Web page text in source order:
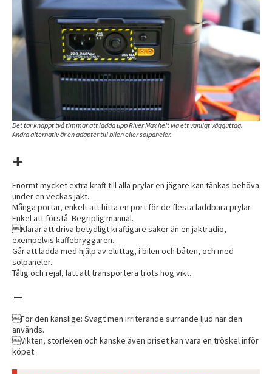
Det tar knappt två timmar att ladda upp River Max helt via ett vanligt vägguttag.
Andra alternativ är en adapter till bilen eller solpaneler.
+
Enormt mycket extra kraft till alla prylar en jägare kan tänkas behöva
under en veckas jakt.
Många portar, enkelt att hitta en port för de flesta laddbara prylar.
Enkel att förstå. Begriplig manual.
Klarar att driva betydligt kraftigare saker än en jaktradio,
exempelvis kaffebryggaren.
Går att ladda med hjälp av eluttag, i bilen och båten, och med
solpaneler.
Tålig och rejäl, lätt att transportera trots hög vikt.
-
För den känslige: Svagt men irriterande surrande ljud när den
används.
Vikten, storleken och kanske även priset kan vara en tröskel inför
köpet.